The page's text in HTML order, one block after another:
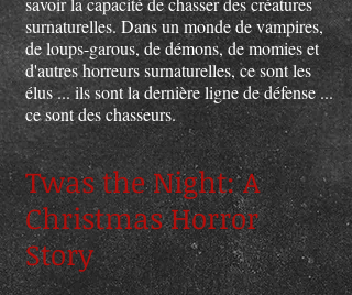
surnaturelles. Dans un monde de vampires,
de loups-garous, de démons, de momies et
d'autres horreurs surnaturelles, ce sont les
élus ... ils sont la dernière ligne de défense ...
ce sont des chasseurs.
Twas the Night: A
Christmas Horror
Story